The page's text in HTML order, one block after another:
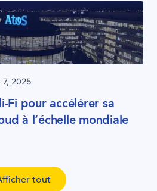
7, 2025
Fi pour accélérer sa
à l’échelle mondiale
tout